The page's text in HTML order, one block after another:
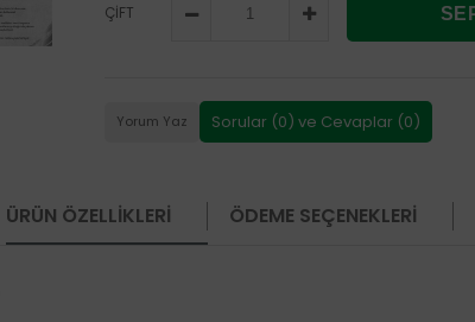
ÇİFT
Yorum Yaz Sorular (0) ve Cevaplar (0)
ÜRÜN ÖZELLIKLERI ÖDEME SEÇENEKLERI